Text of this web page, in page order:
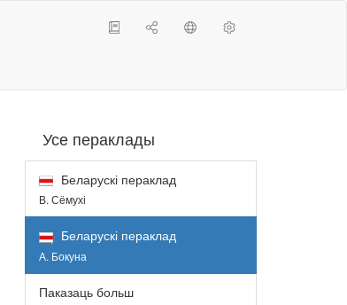
Усе пераклады
Беларускі пераклад
В. Сёмухі
Беларускі пераклад
А. Бокуна
Паказаць больш